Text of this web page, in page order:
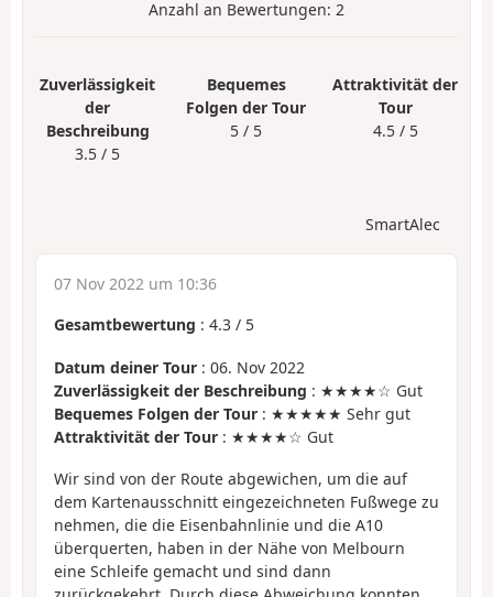
Anzahl an Bewertungen: 2
Zuverlässigkeit
der
Beschreibung
3.5 / 5
Bequemes
Folgen der Tour
5 / 5
Attraktivität der
Tour
4.5 / 5
SmartAlec
07 Nov 2022 um 10:36
Gesamtbewertung : 4.3 / 5
Datum deiner Tour : 06. Nov 2022
Zuverlässigkeit der Beschreibung : ★★★★☆ Gut
Bequemes Folgen der Tour : ★★★★★ Sehr gut
Attraktivität der Tour : ★★★★☆ Gut
Wir sind von der Route abgewichen, um die auf
dem Kartenausschnitt eingezeichneten Fußwege zu
nehmen, die die Eisenbahnlinie und die A10
überquerten, haben in der Nähe von Melbourn
eine Schleife gemacht und sind dann